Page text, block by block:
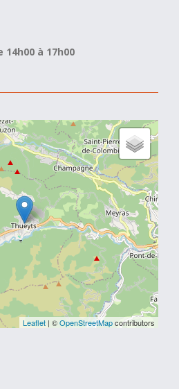
14h00 à 17h00
Leaflet | ©OpenStreetMapcontributors